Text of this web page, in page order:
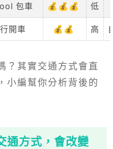
包車 💰💰💰 低
開車 💰💰 高
？其實交通方式會直
小編幫你分析背後的
通方式，會改變